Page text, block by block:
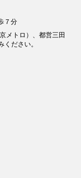
７分
メトロ）、都営三田
ださい。